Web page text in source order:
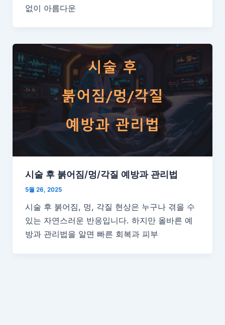
없이 아름다운
시술 후 붉어짐/멍/각질 예방과 관리법
5월 26, 2025
시술 후 붉어짐, 멍, 각질 현상은 누구나 겪을 수
있는 자연스러운 반응입니다. 하지만 올바른 예
방과 관리법을 알면 빠른 회복과 피부